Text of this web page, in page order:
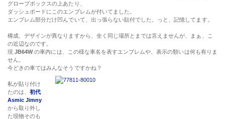
グローブボックスの上あたり、
ダッシュボードにこのエンブレムが付いてました。
エンブレム部分だけ凹んでいて、出っ張らない貼付でした。っと、記憶してます。
構成、デザインが異なりますから、全く同じ場所とまでは言えませんが、まぁ、こ
の近辺なのです。
現JB64Wの車内には、この様な車名を表すエンブレムや、表示の類いは何も有りま
せん。
今どきの車ではみんなそうですかね？
私が貼り付け
たのは、初代
Asmic Jimny
から取り外し
た現物そのも